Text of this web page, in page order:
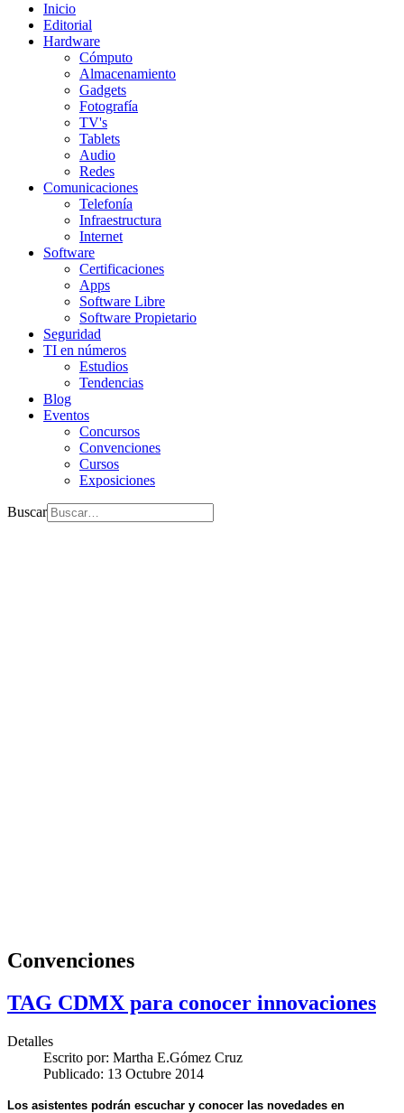
Inicio
Editorial
Hardware
Cómputo
Almacenamiento
Gadgets
Fotografía
TV's
Tablets
Audio
Redes
Comunicaciones
Telefonía
Infraestructura
Internet
Software
Certificaciones
Apps
Software Libre
Software Propietario
Seguridad
TI en números
Estudios
Tendencias
Blog
Eventos
Concursos
Convenciones
Cursos
Exposiciones
Buscar
Convenciones
TAG CDMX para conocer innovaciones
Detalles
Escrito por: Martha E.Gómez Cruz
Publicado: 13 Octubre 2014
Los asistentes podrán escuchar y conocer las novedades en